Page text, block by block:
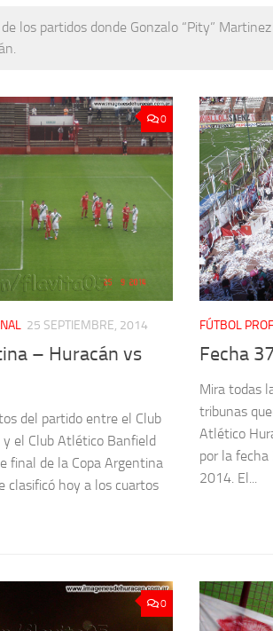
los partidos donde Gonzalo “Pity”
0
25 SEPTIEMBRE, 2014
– Huracán vs
del partido entre el Club
el Club Atlético Banfield
final de la Copa Argentina
clasificó hoy a los cuartos
FÚTBOL
Fecha
Mira todas
tribunas
Atlético
por la
2014. El...
0